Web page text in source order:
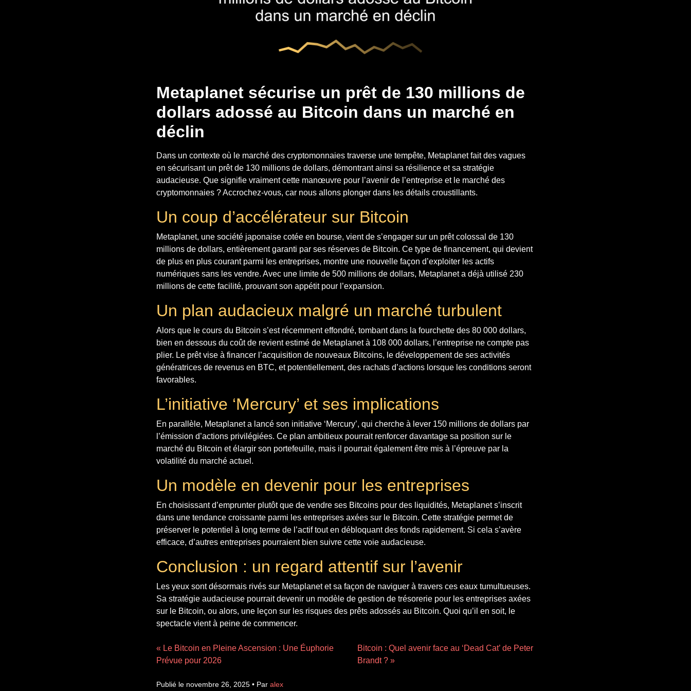
Metaplanet sécurise un prêt de 130 millions de
dollars adossé au Bitcoin dans un marché en
déclin
Dans un contexte où le marché des cryptomonnaies traverse une tempête, Metaplanet fait des vagues
en sécurisant un prêt de 130 millions de dollars, démontrant ainsi sa résilience et sa stratégie
audacieuse. Que signifie vraiment cette manœuvre pour l’avenir de l’entreprise et le marché des
cryptomonnaies ? Accrochez-vous, car nous allons plonger dans les détails croustillants.
Un coup d’accélérateur sur Bitcoin
Metaplanet, une société japonaise cotée en bourse, vient de s’engager sur un prêt colossal de 130
millions de dollars, entièrement garanti par ses réserves de Bitcoin. Ce type de financement, qui devient
de plus en plus courant parmi les entreprises, montre une nouvelle façon d’exploiter les actifs
numériques sans les vendre. Avec une limite de 500 millions de dollars, Metaplanet a déjà utilisé 230
millions de cette facilité, prouvant son appétit pour l’expansion.
Un plan audacieux malgré un marché turbulent
Alors que le cours du Bitcoin s’est récemment effondré, tombant dans la fourchette des 80 000 dollars,
bien en dessous du coût de revient estimé de Metaplanet à 108 000 dollars, l’entreprise ne compte pas
plier. Le prêt vise à financer l’acquisition de nouveaux Bitcoins, le développement de ses activités
génératrices de revenus en BTC, et potentiellement, des rachats d’actions lorsque les conditions seront
favorables.
L’initiative ‘Mercury’ et ses implications
En parallèle, Metaplanet a lancé son initiative ‘Mercury’, qui cherche à lever 150 millions de dollars par
l’émission d’actions privilégiées. Ce plan ambitieux pourrait renforcer davantage sa position sur le
marché du Bitcoin et élargir son portefeuille, mais il pourrait également être mis à l’épreuve par la
volatilité du marché actuel.
Un modèle en devenir pour les entreprises
En choisissant d’emprunter plutôt que de vendre ses Bitcoins pour des liquidités, Metaplanet s’inscrit
dans une tendance croissante parmi les entreprises axées sur le Bitcoin. Cette stratégie permet de
préserver le potentiel à long terme de l’actif tout en débloquant des fonds rapidement. Si cela s’avère
efficace, d’autres entreprises pourraient bien suivre cette voie audacieuse.
Conclusion : un regard attentif sur l’avenir
Les yeux sont désormais rivés sur Metaplanet et sa façon de naviguer à travers ces eaux tumultueuses.
Sa stratégie audacieuse pourrait devenir un modèle de gestion de trésorerie pour les entreprises axées
sur le Bitcoin, ou alors, une leçon sur les risques des prêts adossés au Bitcoin. Quoi qu’il en soit, le
spectacle vient à peine de commencer.
« Le Bitcoin en Pleine Ascension : Une Éuphorie
Prévue pour 2026
Bitcoin : Quel avenir face au ‘Dead Cat’ de Peter
Brandt ? »
Publié le novembre 26, 2025 • Par alex